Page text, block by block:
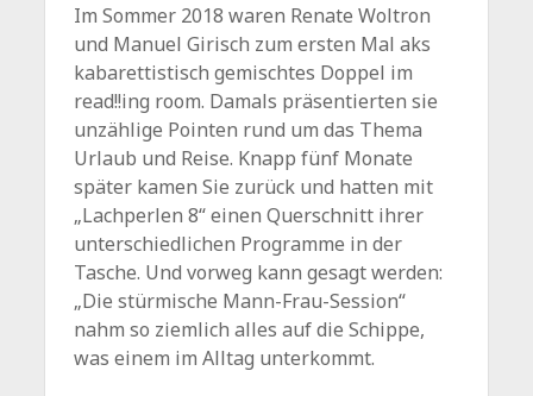
Im Sommer 2018 waren Renate Woltron
und Manuel Girisch zum ersten Mal aks
kabarettistisch gemischtes Doppel im
read!!ing room. Damals präsentierten sie
unzählige Pointen rund um das Thema
Urlaub und Reise. Knapp fünf Monate
später kamen Sie zurück und hatten mit
„Lachperlen 8“ einen Querschnitt ihrer
unterschiedlichen Programme in der
Tasche. Und vorweg kann gesagt werden:
„Die stürmische Mann-Frau-Session“
nahm so ziemlich alles auf die Schippe,
was einem im Alltag unterkommt.